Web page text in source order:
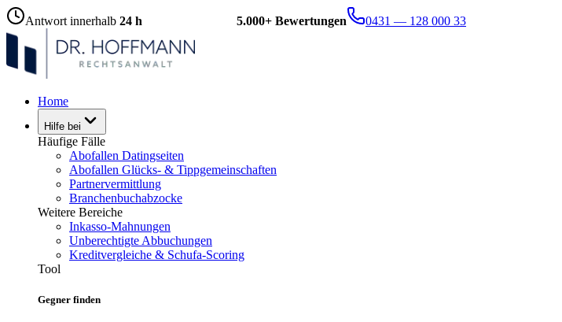
Antwort innerhalb 24 h 5.000+ Bewertungen 0431 — 128 000 33
Home
Hilfe bei
Häufige Fälle
Abofallen Datingseiten
Abofallen Glücks- & Tippgemeinschaften
Partnervermittlung
Branchenbuchabzocke
Weitere Bereiche
Inkasso-Mahnungen
Unberechtigte Abbuchungen
Kreditvergleiche & Schufa-Scoring
Tool
Gegner finden